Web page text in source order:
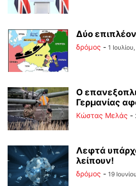
Δύο
δρόμος - 1
Ο
Γερμανίας
Κώστας Μελάς -
Λεφτά
λείπουν!
δρόμος - 19